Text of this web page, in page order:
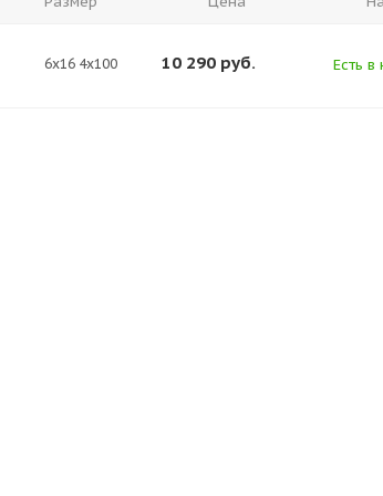
6x16 4x100 10 290 руб. Есть в